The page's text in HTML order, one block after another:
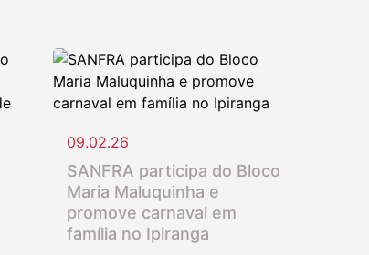
09.02.26
SANFRA participa do Bloco
Maria Maluquinha e
promove carnaval em
família no Ipiranga